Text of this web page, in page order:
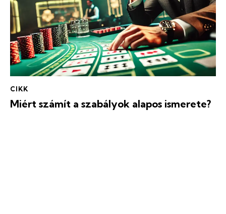
CIKK
Miért számít a szabályok alapos ismerete?